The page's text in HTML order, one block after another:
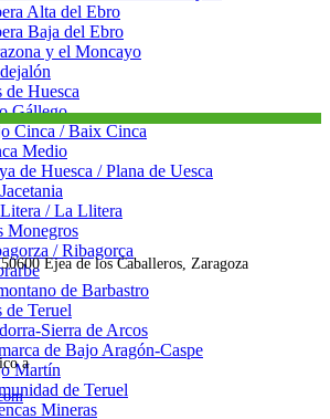
Alta del Ebro
Baja del Ebro
y el Moncayo
de Huesca
Gállego
Cinca / Baix Cinca
Medio
de Huesca / Plana de Uesca
/ La Llitera
Monegros
/ Ribagorça
de Barbastro
de Teruel
Sierra de Arcos
de Bajo Aragón-Caspe
Martín
de Teruel
Mineras
Ejea de los Caballeros, Zaragoza
a